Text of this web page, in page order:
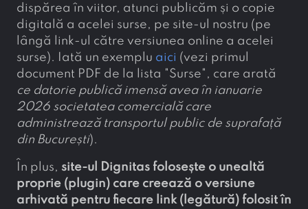
dispărea în viitor, atunci publicăm și o copie
digitală a acelei surse, pe site-ul nostru (pe
lângă link-ul către versiunea online a acelei
surse). Iată un exemplu aici (vezi primul
document PDF de la lista "Surse", care arată
ce datorie publică imensă avea în ianuarie
2026 societatea comercială care
administrează transportul public de suprafață
din București).
În plus, site-ul Dignitas folosește o unealtă
proprie (plugin) care creează o versiune
arhivată pentru fiecare link (legătură) folosit în